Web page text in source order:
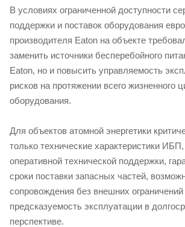
В условиях ограниченной доступности
поддержки и поставок оборудования
производителя Eaton на объекте
заменить источники бесперебойного
Eaton, но и повысить управляемость
рисков на протяжении всего жизненного
оборудования.
Для объектов атомной энергетики
только технические характеристики
оперативной технической поддержки,
сроки поставки запасных частей,
сопровождения без внешних ограничений
предсказуемость эксплуатации в
перспективе.